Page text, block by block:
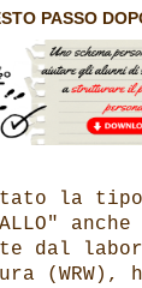
PASSO
la
dal
(WRW),